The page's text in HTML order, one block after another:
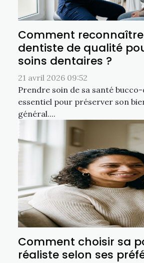
Comment
dentiste de qualité
soins dentaires ?
21 avril 2026 09:52
Prendre soin de sa santé
essentiel pour préserver son
général....
Comment choisir sa
réaliste selon ses